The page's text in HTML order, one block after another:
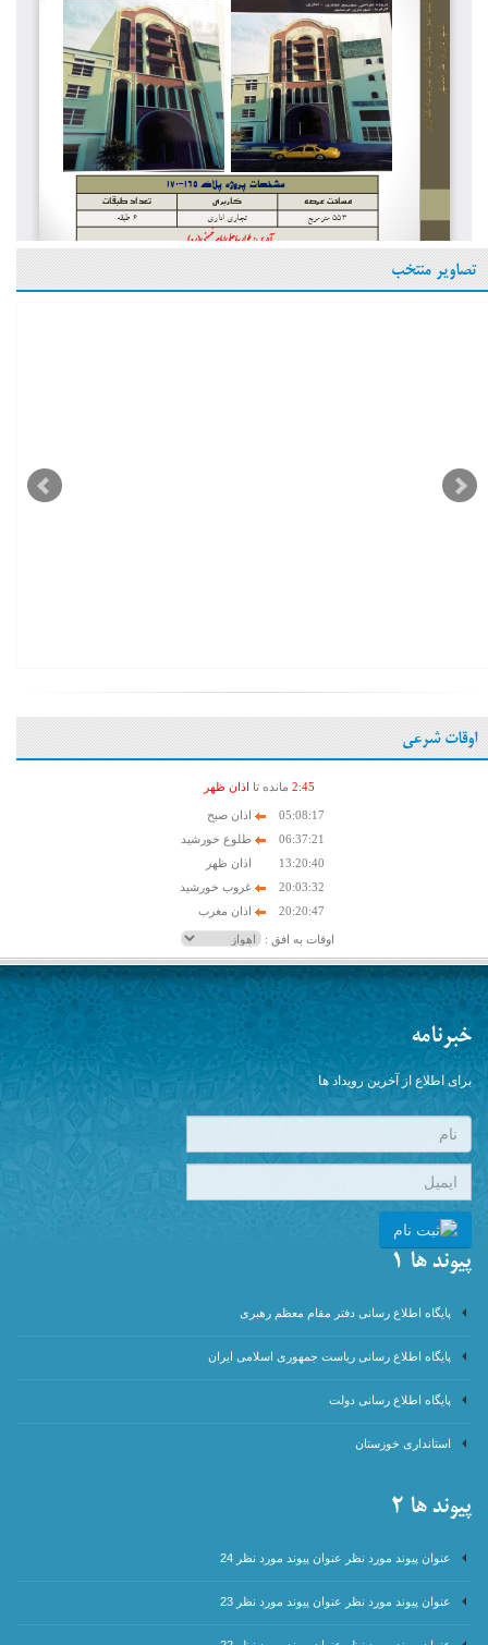
تصاویر منتخب
اوقات شرعی
2:45 مانده تا اذان ظهر
05:08:17
اذان صبح
06:37:21
طلوع خورشید
13:20:40
اذان ظهر
20:03:32
غروب خورشید
20:20:47
اذان مغرب
اوقات به افق :
خبرنامه
برای اطلاع از آخرین رویداد ها
پیوند ها 1
پایگاه اطلاع رسانی دفتر مقام معظم رهبری
پایگاه اطلاع رسانی ریاست جمهوری اسلامی ایران
پایگاه اطلاع رسانی دولت
استانداری خوزستان
پیوند ها 2
عنوان پیوند مورد نظر عنوان پیوند مورد نظر 24
عنوان پیوند مورد نظر عنوان پیوند مورد نظر 23